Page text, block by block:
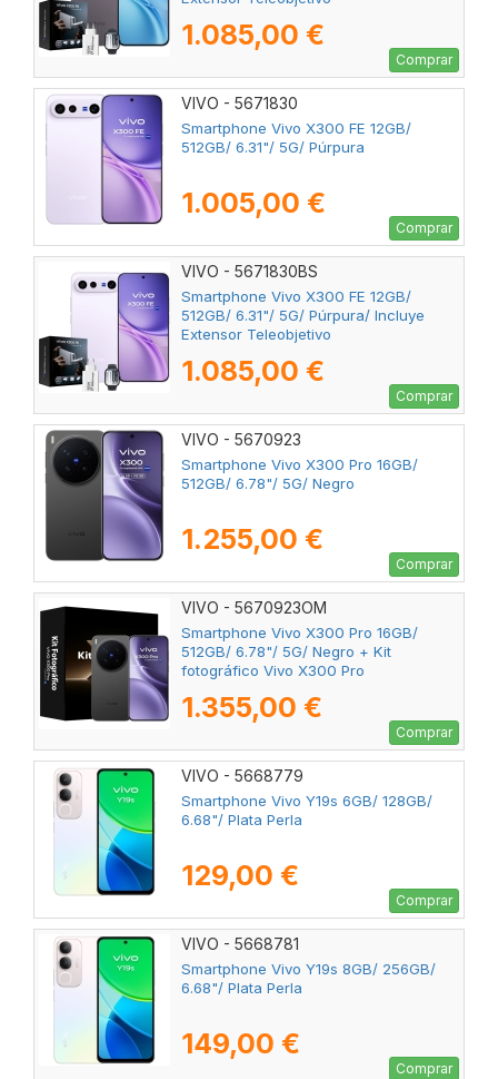
1.085,00 €
Comprar
VIVO - 5671830
Smartphone Vivo X300 FE 12GB/
512GB/ 6.31"/ 5G/ Púrpura
1.005,00 €
Comprar
VIVO - 5671830BS
Smartphone Vivo X300 FE 12GB/
512GB/ 6.31"/ 5G/ Púrpura/ Incluye
Extensor Teleobjetivo
1.085,00 €
Comprar
VIVO - 5670923
Smartphone Vivo X300 Pro 16GB/
512GB/ 6.78"/ 5G/ Negro
1.255,00 €
Comprar
VIVO - 5670923OM
Smartphone Vivo X300 Pro 16GB/
512GB/ 6.78"/ 5G/ Negro + Kit
fotográfico Vivo X300 Pro
1.355,00 €
Comprar
VIVO - 5668779
Smartphone Vivo Y19s 6GB/ 128GB/
6.68"/ Plata Perla
129,00 €
Comprar
VIVO - 5668781
Smartphone Vivo Y19s 8GB/ 256GB/
6.68"/ Plata Perla
149,00 €
Comprar